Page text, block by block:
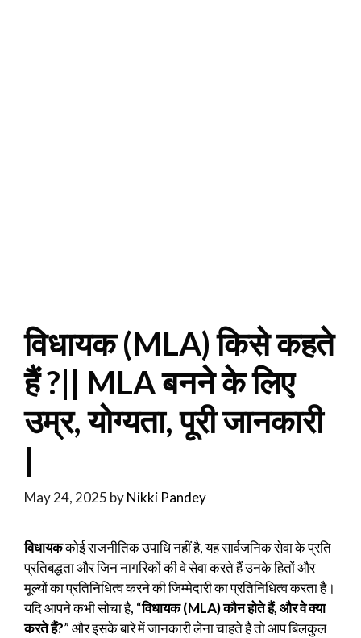
विधायक (MLA) किसे कहते
हैं ?|| MLA बनने के लिए
उम्र, योग्यता, पूरी जानकारी
|
May 24, 2025 byNikki Pandey
विधायककोई राजनीतिक उपाधि नहीं है, यह सार्वजनिक सेवा के प्रति
प्रतिबद्धता और जिन नागरिकों की वे सेवा करते हैं उनके हितों और
मूल्यों का प्रतिनिधित्व करने की जिम्मेदारी का प्रतिनिधित्व करता है।
यदि आपने कभी सोचा है, “विधायक (MLA) कौन होते हैं, और वे क्या
करते हैं?” और इसके बारे में जानकारी लेना चाहते है तो आप बिलकुल